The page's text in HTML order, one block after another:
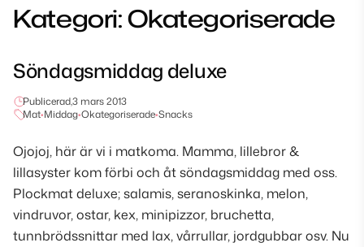
Kategori:Okategoriserade
Söndagsmiddag deluxe
Publicerad,3 mars 2013
Mat•Middag•Okategoriserade•Snacks
Ojojoj, här är vi i matkoma. Mamma, lillebror &
lillasyster kom förbi och åt söndagsmiddag med oss.
Plockmat deluxe; salamis, seranoskinka, melon,
vindruvor, ostar, kex, minipizzor, bruchetta,
tunnbrödssnittar med lax, vårrullar, jordgubbar osv. Nu